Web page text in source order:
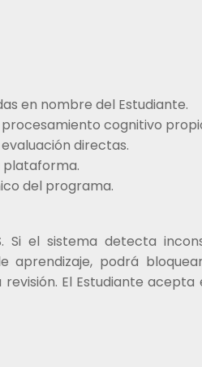
en nombre del Estudiante.
cognitivo
directas.
plataforma.
del programa.
el sistema detecta
aprendizaje, podrá
El Estudiante acepta